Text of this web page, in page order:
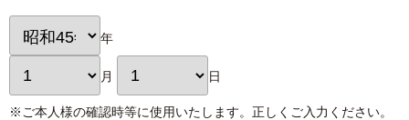
年
月 日
※ご本人様の確認時等に使用いたします。正しくご入力ください。